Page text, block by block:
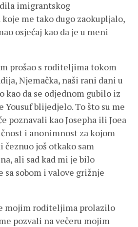
imigrantskog
me tako dugo zaokupljalo,
osjećaj kao da je u meni
prošao s roditeljima tokom
Njemačka, naši rani dani u
kao da se odjednom gubilo iz
Yousuf blijedjelo. To što su me
poznavali kao Josepha ili Joea
i anonimnost za kojom
čeznuo još otkako sam
ali sad kad mi je bilo
sa sobom i valove grižnje
mojim roditeljima prolazilo
pozvali na večeru mojim